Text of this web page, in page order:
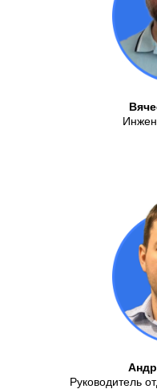
Руководитель